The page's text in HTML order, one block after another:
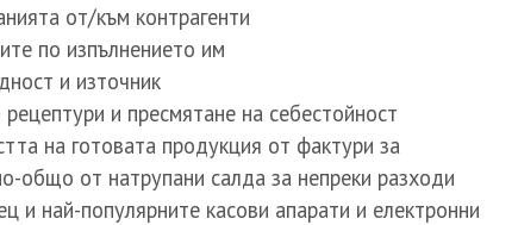
от/към контрагенти
по изпълнението им
и източник
и пресмятане на себестойност
на готовата продукция от фактури за
общо от натрупани салда за непреки разходи
и най-популярните касови апарати и електронни